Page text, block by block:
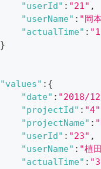
"userId" : "21" ,
"userName" : "岡
"actualTime" :
}
"values" : {
"date" : "2018/
"projectId" : "4"
"projectName" :
"userId" : "23" ,
"userName" : "植
"actualTime" :